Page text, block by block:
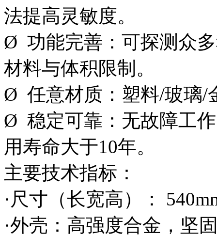
法提高灵敏度。
Ø 功能完善：可探测众
材料与体积限制。
Ø 任意材质：塑料/玻璃/
Ø 稳定可靠：无故障工
用寿命大于10年。
主要技术指标：
·尺寸（长宽高）：
·外壳：高强度合金，坚